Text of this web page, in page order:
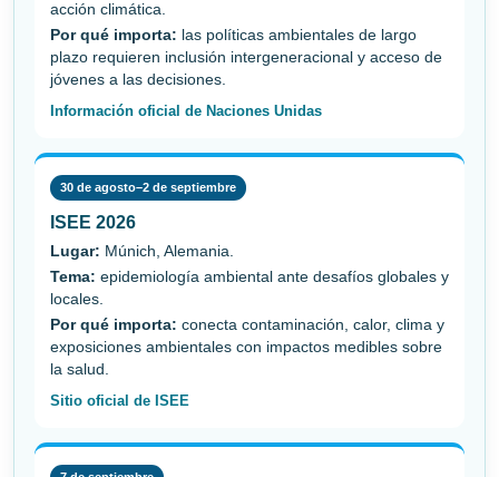
acción climática.
Por qué importa: las políticas ambientales de largo
plazo requieren inclusión intergeneracional y acceso de
jóvenes a las decisiones.
Información oficial de Naciones Unidas
30 de agosto–2 de septiembre
ISEE 2026
Lugar: Múnich, Alemania.
Tema: epidemiología ambiental ante desafíos globales y
locales.
Por qué importa: conecta contaminación, calor, clima y
exposiciones ambientales con impactos medibles sobre
la salud.
Sitio oficial de ISEE